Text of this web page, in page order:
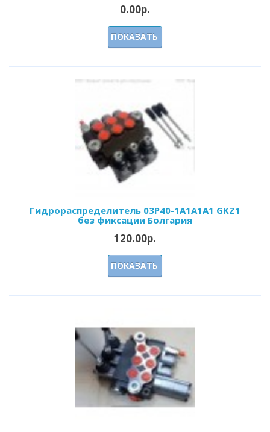
0.00р.
ПОКАЗАТЬ
Гидрораспределитель 03Р40-1А1А1A1 GKZ1
без фиксации Болгария
120.00р.
ПОКАЗАТЬ